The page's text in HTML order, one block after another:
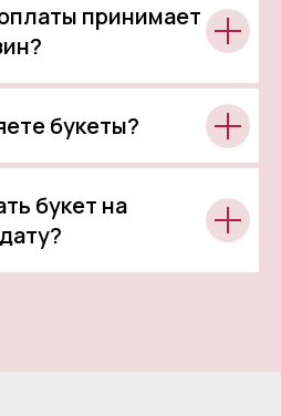
принимает
букеты?
букет на